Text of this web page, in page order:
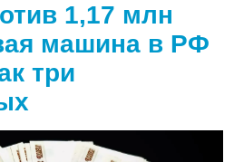
1,17 млн
машина в РФ
три